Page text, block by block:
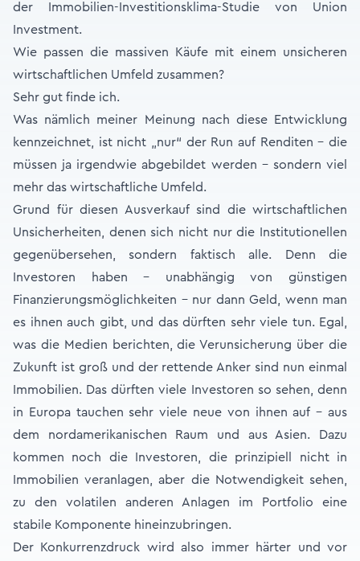
der Immobilien-Investitionsklima-Studie von Union
Investment.
Wie passen die massiven Käufe mit einem unsicheren
wirtschaftlichen Umfeld zusammen?
Sehr gut finde ich.
Was nämlich meiner Meinung nach diese Entwicklung
kennzeichnet, ist nicht „nur“ der Run auf Renditen – die
müssen ja irgendwie abgebildet werden – sondern viel
mehr das wirtschaftliche Umfeld.
Grund für diesen Ausverkauf sind die wirtschaftlichen
Unsicherheiten, denen sich nicht nur die Institutionellen
gegenübersehen, sondern faktisch alle. Denn die
Investoren haben – unabhängig von günstigen
Finanzierungsmöglichkeiten – nur dann Geld, wenn man
es ihnen auch gibt, und das dürften sehr viele tun. Egal,
was die Medien berichten, die Verunsicherung über die
Zukunft ist groß und der rettende Anker sind nun einmal
Immobilien. Das dürften viele Investoren so sehen, denn
in Europa tauchen sehr viele neue von ihnen auf – aus
dem nordamerikanischen Raum und aus Asien. Dazu
kommen noch die Investoren, die prinzipiell nicht in
Immobilien veranlagen, aber die Notwendigkeit sehen,
zu den volatilen anderen Anlagen im Portfolio eine
stabile Komponente hineinzubringen.
Der Konkurrenzdruck wird also immer härter und vor